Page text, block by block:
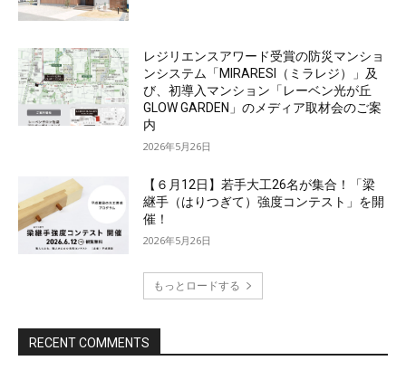
レジリエンスアワード受賞の防災マンショ
ンシステム「MIRARESI（ミラレジ）」及
び、初導入マンション「レーベン光が丘
GLOW GARDEN」のメディア取材会のご案
内
2026年5月26日
【６月12日】若手大工26名が集合！「梁
継手（はりつぎて）強度コンテスト」を開
催！
2026年5月26日
もっとロードする
RECENT COMMENTS